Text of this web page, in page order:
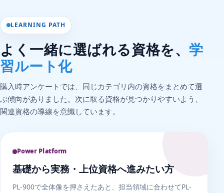
LEARNING PATH
よく一緒に選ばれる資格を、学
習ルート化
購入時アンケートでは、同じカテゴリ内の資格をまとめて選
ぶ傾向がありました。次に取る資格が見つかりやすいよう、
関連資格の導線を意識しています。
Power Platform
基礎から実務・上位資格へ進みたい方
PL-900で全体像を押さえたあと、担当領域に合わせてPL-